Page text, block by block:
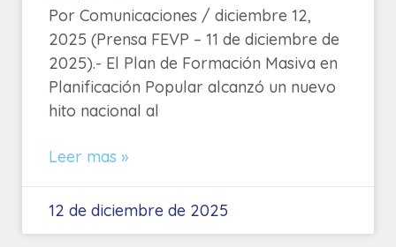
Por Comunicaciones / diciembre 12,
2025 (Prensa FEVP – 11 de diciembre de
2025).- El Plan de Formación Masiva en
Planificación Popular alcanzó un nuevo
hito nacional al
Leer mas »
12 de diciembre de 2025